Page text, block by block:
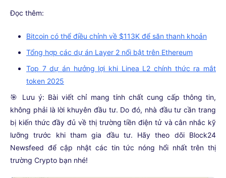
Đọc thêm:
Bitcoin có thể điều chỉnh về $113K để săn thanh khoản
Tổng hợp các dự án Layer 2 nổi bật trên Ethereum
Top 7 dự án hưởng lợi khi Linea L2 chính thức ra mắt
token 2025
🎯 Lưu ý: Bài viết chỉ mang tính chất cung cấp thông tin,
không phải là lời khuyên đầu tư. Do đó, nhà đầu tư cần trang
bị kiến thức đầy đủ về thị trường tiền điện tử và cân nhắc kỹ
lưỡng trước khi tham gia đầu tư. Hãy theo dõi Block24
Newsfeed để cập nhật các tin tức nóng hổi nhất trên thị
trường Crypto bạn nhé!